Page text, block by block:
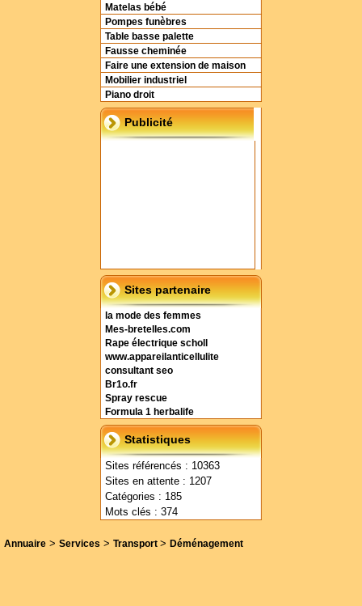
Matelas bébé
Pompes funèbres
Table basse palette
Fausse cheminée
Faire une extension de maison
Mobilier industriel
Piano droit
Publicité
Sites partenaire
la mode des femmes
Mes-bretelles.com
Rape électrique scholl
www.appareilanticellulite
consultant seo
Br1o.fr
Spray rescue
Formula 1 herbalife
Statistiques
Sites référencés : 10363
Sites en attente : 1207
Catégories : 185
Mots clés : 374
Annuaire > Services > Transport > Déménagement